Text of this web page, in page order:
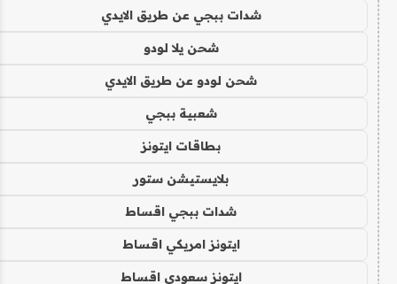
شدات ببجي عن طريق الايدي
شحن يلا لودو
شحن لودو عن طريق الايدي
شعبية ببجي
بطاقات ايتونز
بلايستيشن ستور
شدات ببجي اقساط
ايتونز امريكي اقساط
ايتونز سعودي اقساط